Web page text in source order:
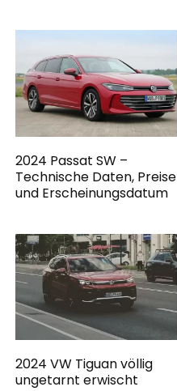
2024 Passat SW –
Technische Daten, Preise
und Erscheinungsdatum
2024 VW Tiguan völlig
ungetarnt erwischt